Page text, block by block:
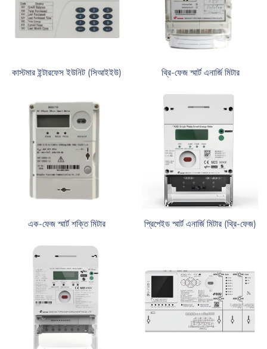
কাস্টমার ইন্টারফেস ইউনিট (সিআইইউ) থ্রি-ফেজ স্মার্ট এনার্জি মিটার
এক-ফেজ স্মার্ট শক্তি মিটার প্রিপেইড স্মার্ট এনার্জি মিটার (থ্রি-ফেজ)